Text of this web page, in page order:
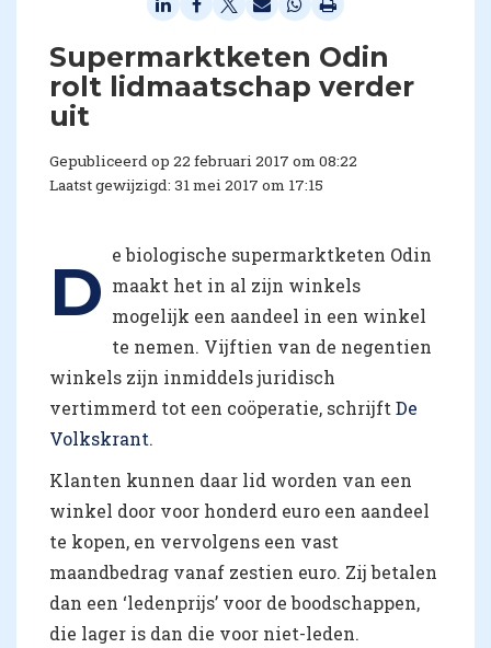
​Supermarktketen Odin
rolt lidmaatschap verder
uit
Gepubliceerd op 22 februari 2017 om 08:22
Laatst gewijzigd: 31 mei 2017 om 17:15
D e biologische supermarktketen Odin
maakt het in al zijn winkels
mogelijk een aandeel in een winkel
te nemen. Vijftien van de negentien
winkels zijn inmiddels juridisch
vertimmerd tot een coöperatie, schrijft De
Volkskrant.
Klanten kunnen daar lid worden van een
winkel door voor honderd euro een aandeel
te kopen, en vervolgens een vast
maandbedrag vanaf zestien euro. Zij betalen
dan een ‘ledenprijs’ voor de boodschappen,
die lager is dan die voor niet-leden.